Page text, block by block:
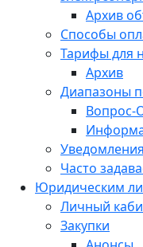
Архив
Способы
Тарифы для
Архив
Диапазоны
Вопрос-
Часто
Юридическим
Личный
Закупки